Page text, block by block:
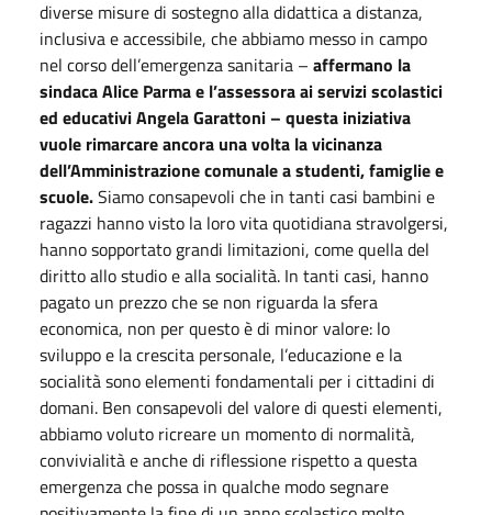
diverse misure di sostegno alla didattica a distanza,
inclusiva e accessibile, che abbiamo messo in campo
nel corso dell’emergenza sanitaria – affermano la
sindaca Alice Parma e l’assessora ai servizi scolastici
ed educativi Angela Garattoni – questa iniziativa
vuole rimarcare ancora una volta la vicinanza
dell’Amministrazione comunale a studenti, famiglie e
scuole.Siamo consapevoli che in tanti casi bambini e
ragazzi hanno visto la loro vita quotidiana stravolgersi,
hanno sopportato grandi limitazioni, come quella del
diritto allo studio e alla socialità. In tanti casi, hanno
pagato un prezzo che se non riguarda la sfera
economica, non per questo è di minor valore: lo
sviluppo e la crescita personale, l’educazione e la
socialità sono elementi fondamentali per i cittadini di
domani. Ben consapevoli del valore di questi elementi,
abbiamo voluto ricreare un momento di normalità,
convivialità e anche di riflessione rispetto a questa
emergenza che possa in qualche modo segnare